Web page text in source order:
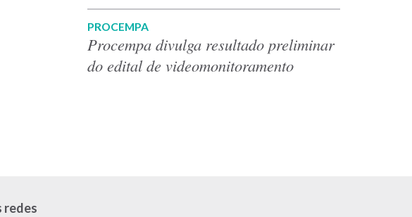
PROCEMPA
Procempa divulga resultado preliminar
do edital de videomonitoramento
redes